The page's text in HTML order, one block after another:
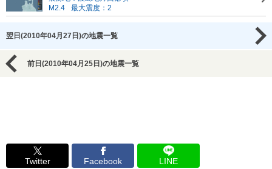
M2.4
最大震度：2
翌日(2010年04月27日)の地震一覧
前日(2010年04月25日)の地震一覧
Twitter Facebook LINE